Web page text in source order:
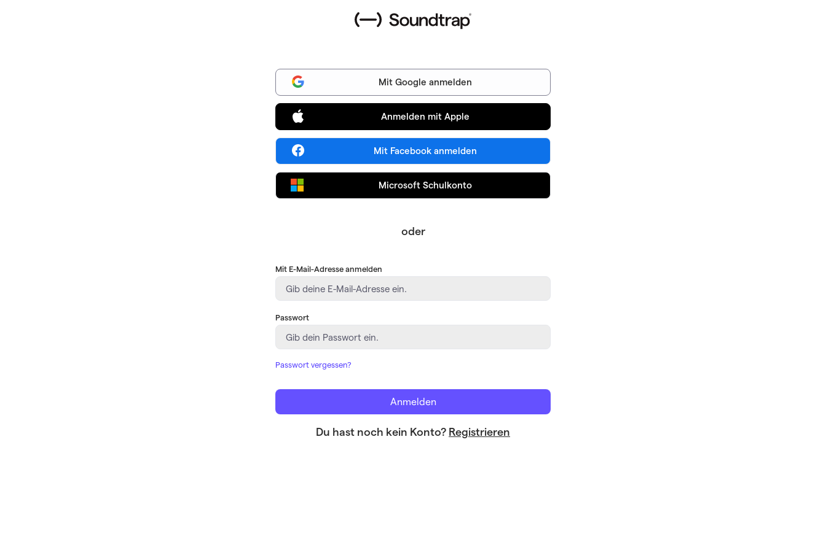
Soundtrap login
Mit Google anmelden
Anmelden mit Apple
Mit Facebook anmelden
Microsoft Schulkonto
oder
Mit E-Mail-Adresse anmelden
Passwort
Passwort vergessen?
Anmelden
Du hast noch kein Konto? Registrieren